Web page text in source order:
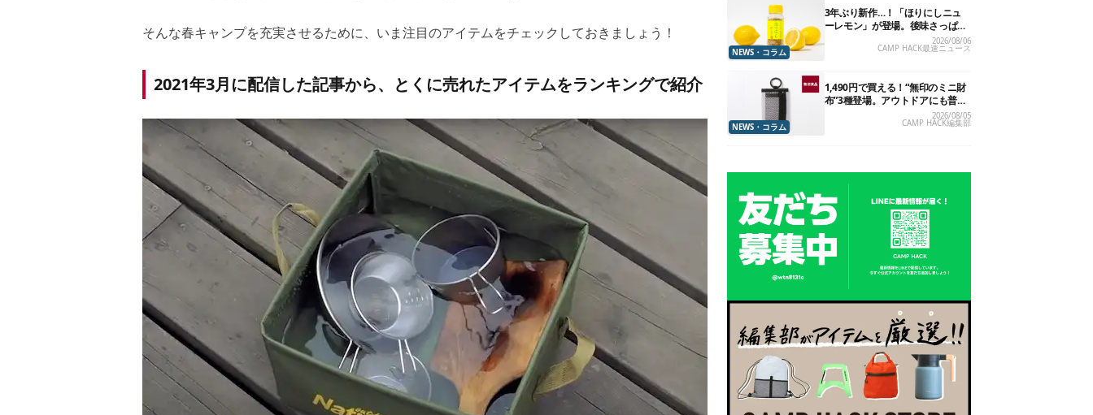
そんな春キャンプを充実させるために、いま注目のアイテムをチェックしておきましょう！
2021年3月に配信した記事から、とくに売れたアイテムをランキングで紹介
NEWS・コラム
3年ぶり新作…！「ほりにしニュ
ーレモン」が登場。後味さっぱり
の万能スパイス！【8月21日発
2026/08/06
CAMP HACK最速ニュース
NEWS・コラム
1,490円で買える！“無印のミニ財
布”3種登場。アウトドアにも普段
2026/08/05
CAMP HACK編集部